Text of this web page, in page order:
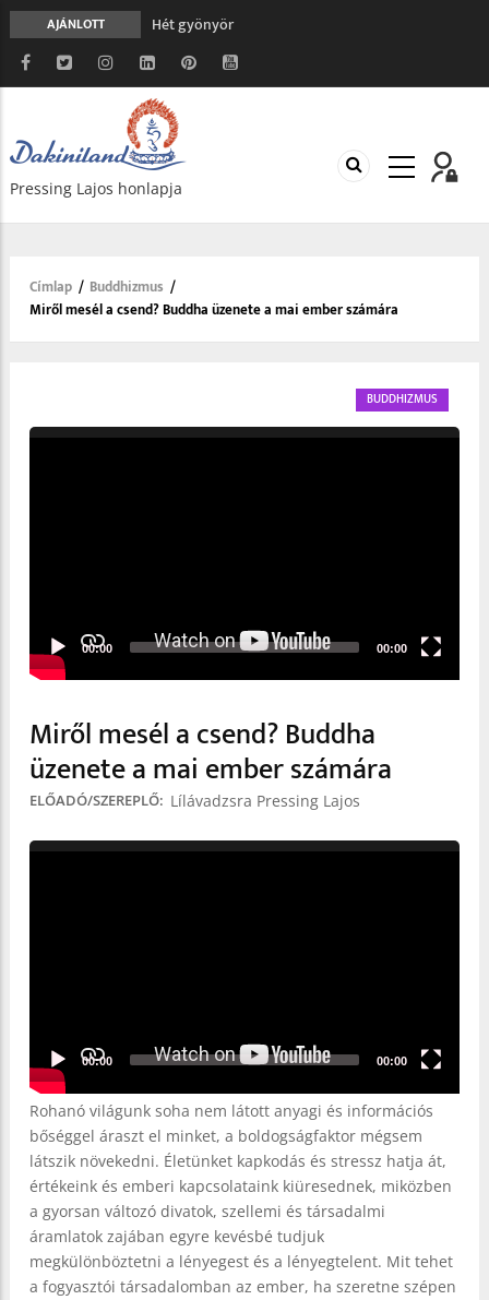
AJÁNLOTT
Hét gyönyör
A gondolatok átalakításának nyolc versszaka
Meghalni teljesen biztonságos
Minden más, mint aminek látszik
Vég nélküli leborulás
Pressing Lajos honlapja
Morzsa
Címlap / Buddhizmus /
Miről mesél a csend? Buddha üzenete a mai ember számára
BUDDHIZMUS
Video
00:00 00:00
Miről mesél a csend? Buddha
üzenete a mai ember számára
ELŐADÓ/SZEREPLŐ Lílávadzsra Pressing Lajos
Video
00:00 00:00
Rohanó világunk soha nem látott anyagi és információs
bőséggel áraszt el minket, a boldogságfaktor mégsem
látszik növekedni. Életünket kapkodás és stressz hatja át,
értékeink és emberi kapcsolataink kiüresednek, miközben
a gyorsan változó divatok, szellemi és társadalmi
áramlatok zajában egyre kevésbé tudjuk
megkülönböztetni a lényegest és a lényegtelent. Mit tehet
a fogyasztói társadalomban az ember, ha szeretne szépen